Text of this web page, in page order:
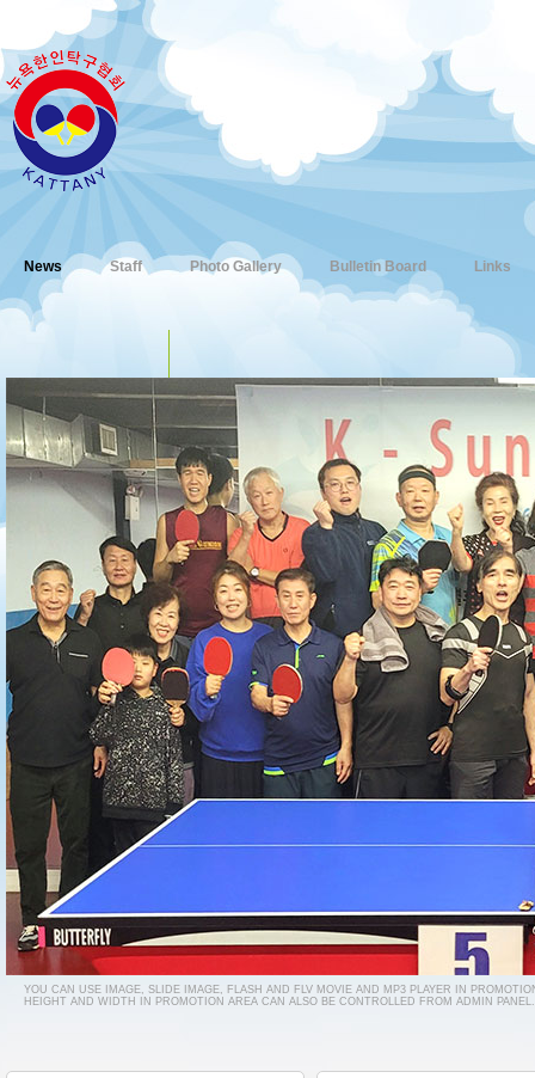
News Staff Photo Gallery Bulletin Board Links
YOU CAN USE IMAGE, SLIDE IMAGE, FLASH AND FLV MOVIE AND MP3 PLAYER IN
HEIGHT AND WIDTH IN PROMOTION AREA CAN ALSO BE CONTROLLED FROM ADMIN PANEL.